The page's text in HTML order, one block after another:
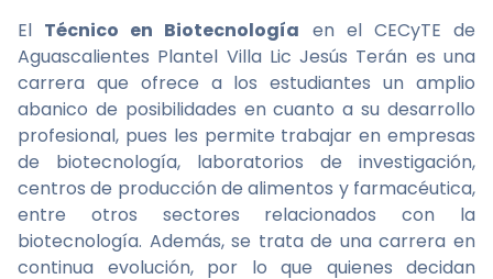
El Técnico en Biotecnología en el CECyTE de
Aguascalientes Plantel Villa Lic Jesús Terán es una
carrera que ofrece a los estudiantes un amplio
abanico de posibilidades en cuanto a su desarrollo
profesional, pues les permite trabajar en empresas
de biotecnología, laboratorios de investigación,
centros de producción de alimentos y farmacéutica,
entre otros sectores relacionados con la
biotecnología. Además, se trata de una carrera en
continua evolución, por lo que quienes decidan